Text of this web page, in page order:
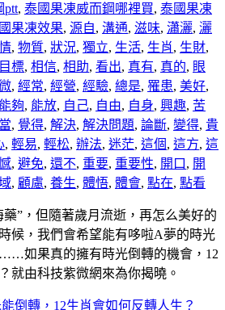
ptt, 泰國果凍威而鋼哪裡買, 泰國果凍
果凍效果, 源自, 溝通, 滋味, 瀟灑, 灑
, 物質, 狀況, 獨立, 生活, 生肖, 生財,
目標, 相信, 相助, 看出, 真有, 真的, 眼
, 經常, 經營, 經驗, 總是, 罹患, 美好,
能夠, 能放, 自己, 自由, 自身, 興趣, 苦
, 覺得, 解決, 解決問題, 論斷, 變得, 貴
, 輕易, 輕松, 辦法, 迷茫, 這個, 這方, 這
, 避免, 還不, 重要, 重要性, 開口 , 開
, 顧慮, 養生, 體悟, 體會, 點在, 點看
”，但隨著歲月流逝，再怎么美好的
候，我們會希望能有哆啦A夢的時光
如果真的擁有時光倒轉的機會，12
就由科技紫微網來為你揭曉。
倒轉，12生肖會如何反轉人生？